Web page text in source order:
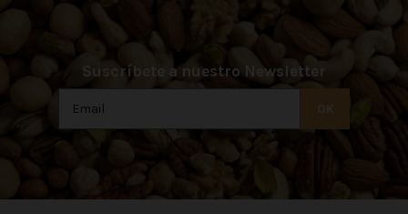
Suscríbete a nuestro Newsletter